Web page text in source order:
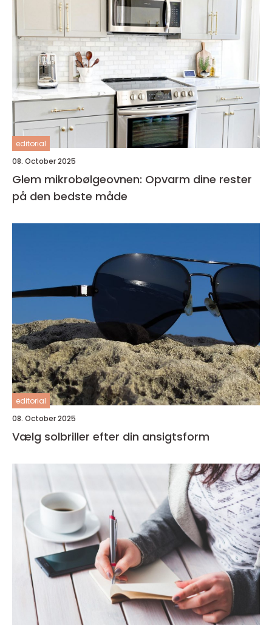
editorial
08. October 2025
Glem mikrobølgeovnen: Opvarm dine rester
på den bedste måde
editorial
08. October 2025
Vælg solbriller efter din ansigtsform